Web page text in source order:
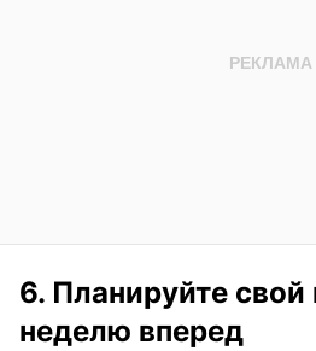
6. Планируйте свой
неделю вперед